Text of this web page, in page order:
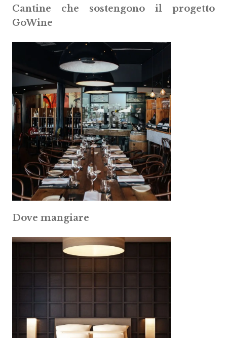
Cantine che sostengono il progetto
GoWine
Dove mangiare